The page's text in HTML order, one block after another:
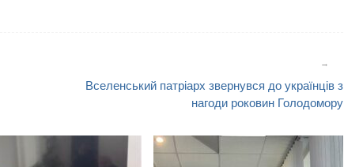
Вселенський патріарх звернувся до українців з
нагоди роковин Голодомору